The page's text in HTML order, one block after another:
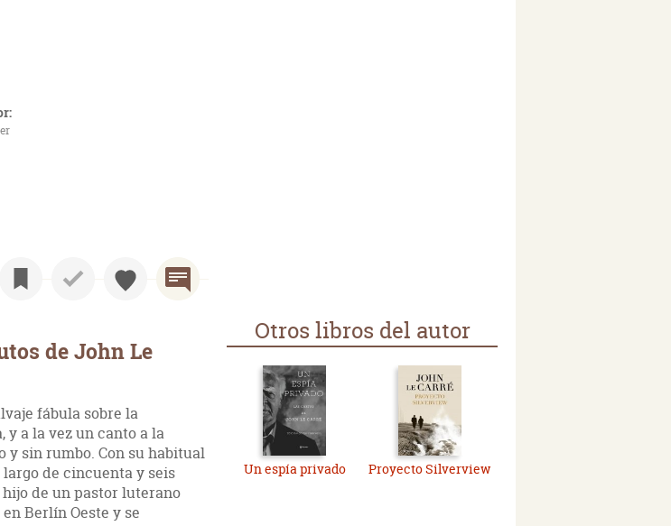
de John Le
fábula sobre la
a la vez un canto a la
y sin rumbo. Con su habitual
de cincuenta y seis
de un pastor luterano
Berlín Oeste y se
Otros libros del autor
Un espía privado Proyecto Silverview